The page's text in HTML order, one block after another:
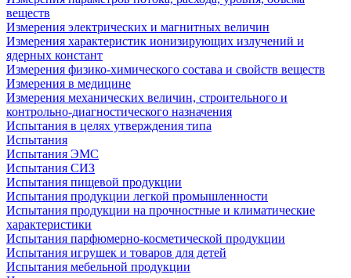
веществ
Измерения электрических и магнитных величин
Измерения характеристик ионизирующих излучений и
ядерных констант
Измерения физико-химического состава и свойств веществ
Измерения в медицине
Измерения механических величин, строительного и
контрольно-диагностического назначения
Испытания в целях утверждения типа
Испытания
Испытания ЭМС
Испытания СИЗ
Испытания пищевой продукции
Испытания продукции легкой промышленности
Испытания продукции на прочностные и климатические
характеристики
Испытания парфюмерно-косметической продукции
Испытания игрушек и товаров для детей
Испытания мебельной продукции